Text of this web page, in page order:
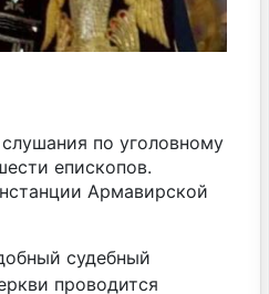
по уголовному
епископов.
Армавирской
судебный
проводится